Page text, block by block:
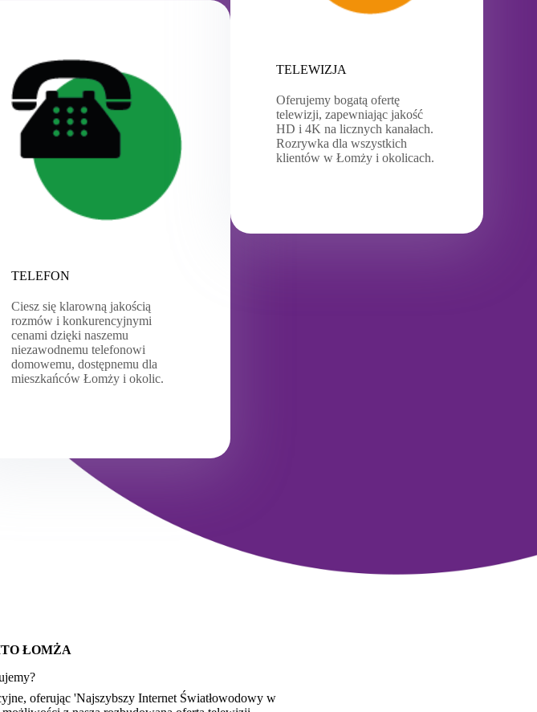
TELEFON
Ciesz się klarowną jakością
rozmów i konkurencyjnymi
cenami dzięki naszemu
niezawodnemu telefonowi
domowemu, dostępnemu dla
mieszkańców Łomży i okolic.
TELEWIZJA
Oferujemy bogatą ofertę
telewizji, zapewniając jakość
HD i 4K na licznych kanałach.
Rozrywka dla wszystkich
klientów w Łomży i okolicach.
ŁOMŻA
oferując 'Najszybszy Internet Światłowodowy w